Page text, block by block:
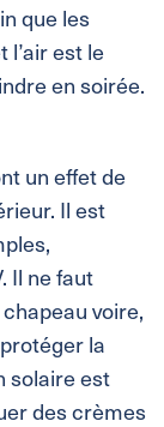
que les
est le
en soirée.
un effet de
Il est
Il ne faut
voire,
la
solaire est
des crèmes